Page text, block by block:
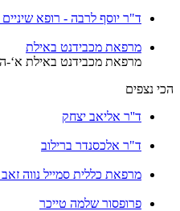
ד"ר יוסף לרבה - רופא שיניים
מרפאת מכבידנט באילת
מרפאת מכבידנט באילת א‘-ה‘
הכי נצפים
ד''ר אליאב יצחק
ד"ר אלכסנדר ברילוב
מרפאת כללית סמייל נווה
פרופסור שלמה טייכר